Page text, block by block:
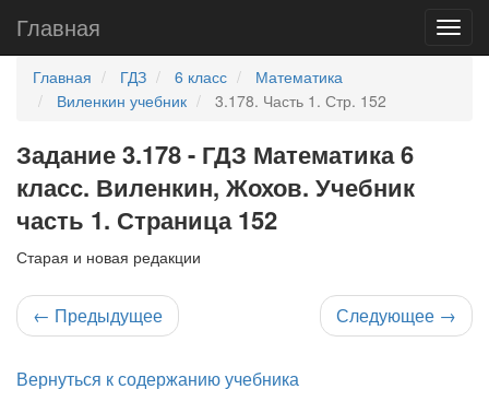
Главная
Главная ГДЗ 6 класс
Математика
Виленкин учебник
3.178. Часть 1. Стр. 152
Задание 3.178 - ГДЗ Математика 6
класс. Виленкин, Жохов. Учебник
часть 1. Страница 152
Старая и новая редакции
← Предыдущее Следующее →
Вернуться к содержанию учебника